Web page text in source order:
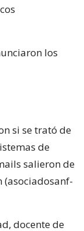
los
si se trató de
de
salieron de
docente de